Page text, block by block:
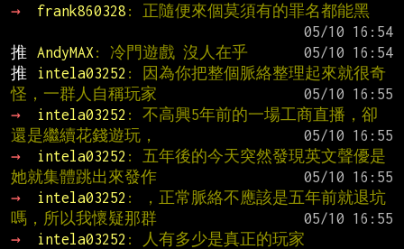
→
frank860328 : 正隨便來個莫須有的罪名都能黑
推
AndyMAX : 冷門遊戲 沒人在乎
推
intela03252 : 因為你把整個脈絡整理起來就很奇
怪，一群人自稱玩家
→
intela03252 : 不高興5年前的一場工商直播，卻
還是繼續花錢遊玩，
→
intela03252 : 五年後的今天突然發現英文聲優是
她就集體跳出來發作
→
intela03252 : ，正常脈絡不應該是五年前就退坑
嗎，所以我懷疑那群
→
intela03252 : 人有多少是真正的玩家